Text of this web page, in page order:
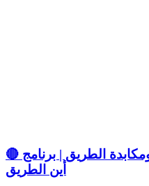
🔴 الفرق بين معرفة الطريق ومكابدة الطريق | برنامج
أين الطريق